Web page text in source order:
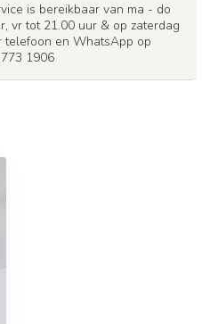
is bereikbaar van ma - do
vr tot 21.00 uur & op zaterdag
telefoon en WhatsApp op
1906